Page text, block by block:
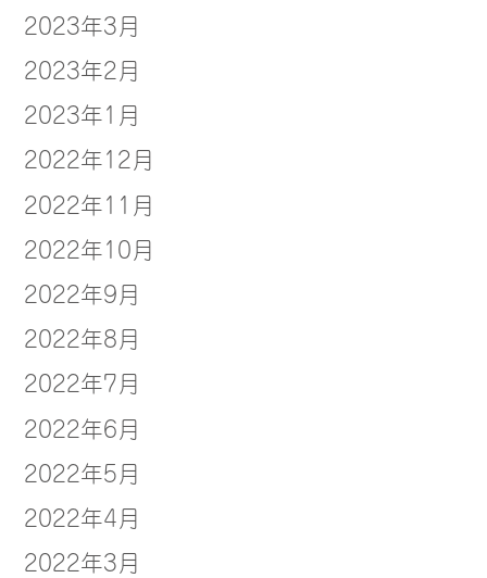
2023年3月
2023年2月
2023年1月
2022年12月
2022年11月
2022年10月
2022年9月
2022年8月
2022年7月
2022年6月
2022年5月
2022年4月
2022年3月